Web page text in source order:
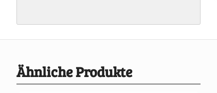
Ähnliche Produkte